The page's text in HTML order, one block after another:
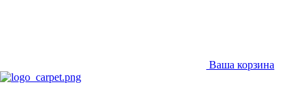
Ваша корзина